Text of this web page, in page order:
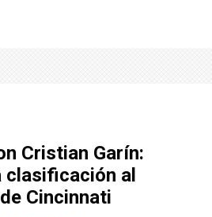
Cristian Garín:
clasificación al
Cincinnati